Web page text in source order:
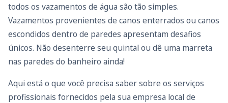
todos os vazamentos de água são tão simples.
Vazamentos provenientes de canos enterrados ou canos
escondidos dentro de paredes apresentam desafios
únicos. Não desenterre seu quintal ou dê uma marreta
nas paredes do banheiro ainda!
Aqui está o que você precisa saber sobre os serviços
profissionais fornecidos pela sua empresa local de